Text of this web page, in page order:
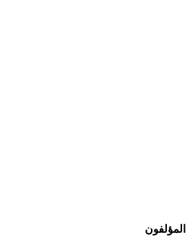
المؤلفون